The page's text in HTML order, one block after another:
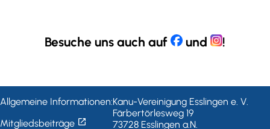
Besuche uns auch auf und !
Allgemeine Informationen:
Mitgliedsbeiträge open_in_new
Kanu-Vereinigung Esslingen e. V.
Färbertörlesweg 19
73728 Esslingen a.N.